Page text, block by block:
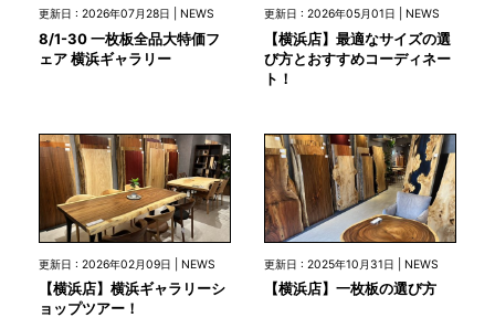
更新日 : 2026年07月28日 | NEWS
8/1-30 一枚板全品大特価フ
ェア 横浜ギャラリー
更新日 : 2026年05月01日 | NEWS
【横浜店】最適なサイズの選
び方とおすすめコーディネー
ト！
更新日 : 2026年02月09日 | NEWS
【横浜店】横浜ギャラリーシ
ョップツアー！
更新日 : 2025年10月31日 | NEWS
【横浜店】一枚板の選び方